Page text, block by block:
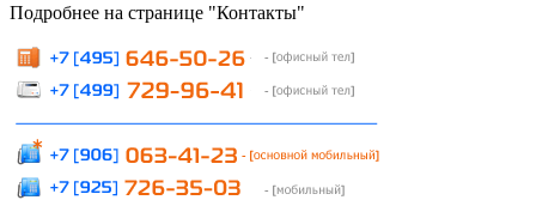
Подробнее на странице "Контакты"